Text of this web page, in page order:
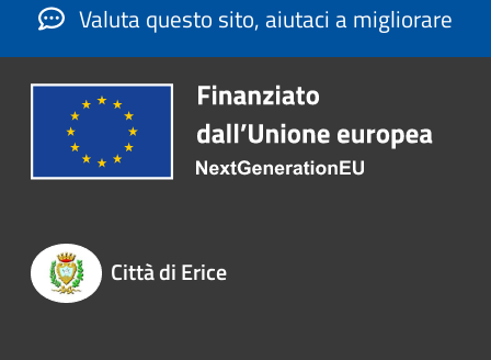
Valuta questo sito, aiutaci a migliorare
Città di Erice